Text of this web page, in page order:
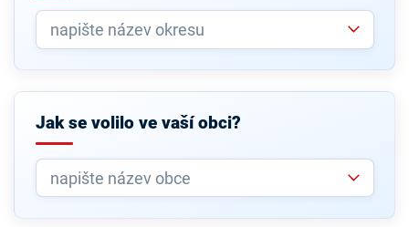
Jak se volilo ve vaší obci?